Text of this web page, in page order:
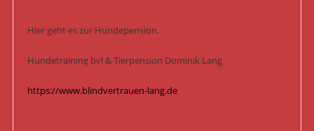
Hier geht es zur Hundepension.
Hundetraining bvl & Tierpension Dominik Lang
https://www.blindvertrauen-lang.de